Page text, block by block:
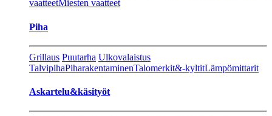
vaatteetMiesten vaatteet
Piha
Grillaus Puutarha Ulkovalaistus
TalvipihaPiharakentaminenTalomerkit&-kyltitLämpömittarit
Askartelu&käsityöt